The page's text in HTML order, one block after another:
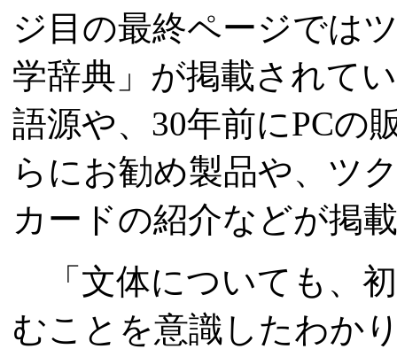
ジ目の最終ページでは
学辞典」が掲載されて
語源や、30年前にPCの
らにお勧め製品や、ツ
カードの紹介などが掲
「文体についても、
むことを意識したわか